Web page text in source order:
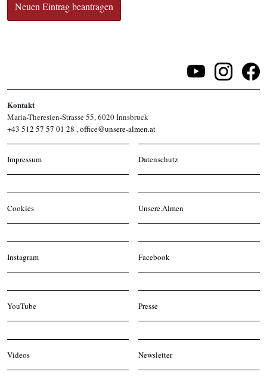
Kontakt
Maria-Theresien-Strasse 55, 6020 Innsbruck
+43 512 57 57 01 28 ,office@unsere-almen.at
Impressum Datenschutz
Cookies Unsere.Almen
Instagram Facebook
YouTube Presse
Videos Newsletter